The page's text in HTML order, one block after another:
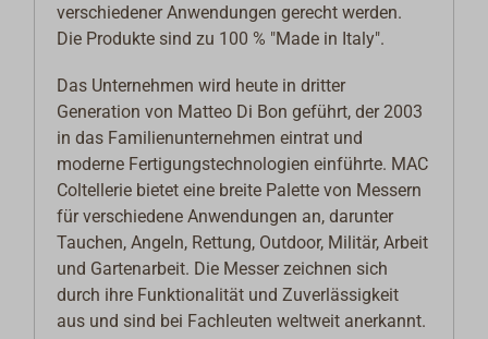
verschiedener Anwendungen gerecht werden.
Die Produkte sind zu 100 % "Made in Italy".
Das Unternehmen wird heute in dritter
Generation von Matteo Di Bon geführt, der 2003
in das Familienunternehmen eintrat und
moderne Fertigungstechnologien einführte. MAC
Coltellerie bietet eine breite Palette von Messern
für verschiedene Anwendungen an, darunter
Tauchen, Angeln, Rettung, Outdoor, Militär, Arbeit
und Gartenarbeit. Die Messer zeichnen sich
durch ihre Funktionalität und Zuverlässigkeit
aus und sind bei Fachleuten weltweit anerkannt.